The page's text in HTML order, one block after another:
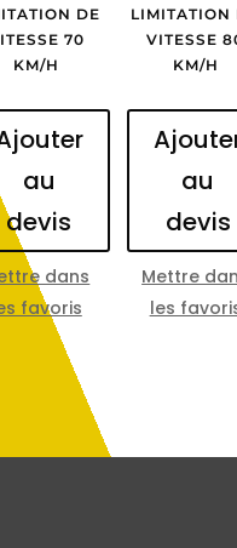
DE
70
KM/H
au
devis
dans
favoris
LIMITATION
VITESSE
KM/H
au
devis
Mettre
les